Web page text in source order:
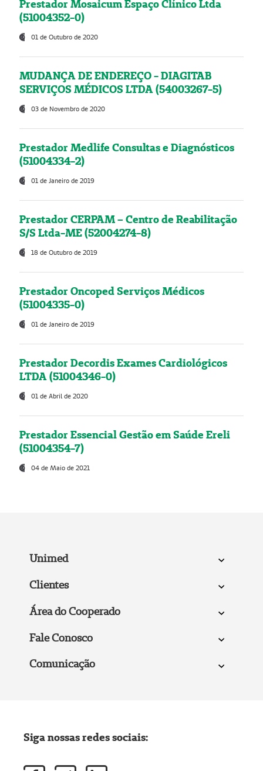
Prestador Mosaicum Espaço Clínico Ltda
(51004352-0)
01 de Outubro de 2020
MUDANÇA DE ENDEREÇO - DIAGITAB
SERVIÇOS MÉDICOS LTDA (54003267-5)
03 de Novembro de 2020
Prestador Medlife Consultas e Diagnósticos
(51004334-2)
01 de Janeiro de 2019
Prestador CERPAM – Centro de Reabilitação
S/S Ltda-ME (52004274-8)
18 de Outubro de 2019
Prestador Oncoped Serviços Médicos
(51004335-0)
01 de Janeiro de 2019
Prestador Decordis Exames Cardiológicos
LTDA (51004346-0)
01 de Abril de 2020
Prestador Essencial Gestão em Saúde Ereli
(51004354-7)
04 de Maio de 2021
Unimed
Clientes
Área do Cooperado
Fale Conosco
Comunicação
Siga nossas redes sociais: